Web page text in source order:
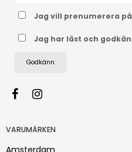
Jag vill prenumerera
Jag har läst och
Godkänn
VARUMÄRKEN
Amsterdam